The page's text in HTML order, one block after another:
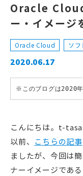
Oracle
ー・イメージ
Oracle Cloud ソフ
2020.06.17
※このブログは2020
こんにちは。t-
以前、 こちらの記事
ましたが、今回は
ナーイメージであ